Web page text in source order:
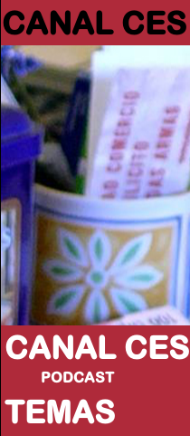
CANAL CES
CANAL CES
PODCAST
TEMAS